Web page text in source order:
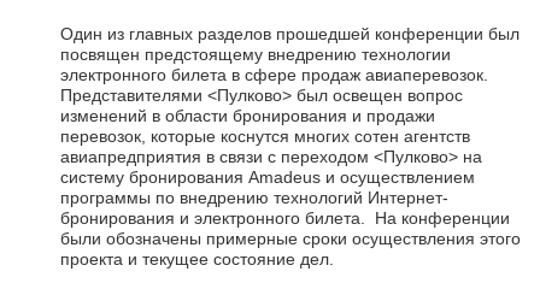
Один из главных разделов прошедшей конференции был
посвящен предстоящему внедрению технологии
электронного билета в сфере продаж авиаперевозок.
Представителями <Пулково> был освещен вопрос
изменений в области бронирования и продажи
перевозок, которые коснутся многих сотен агентств
авиапредприятия в связи с переходом <Пулково> на
систему бронирования Amadeus и осуществлением
программы по внедрению технологий Интернет-
бронирования и электронного билета. На конференции
были обозначены примерные сроки осуществления этого
проекта и текущее состояние дел.